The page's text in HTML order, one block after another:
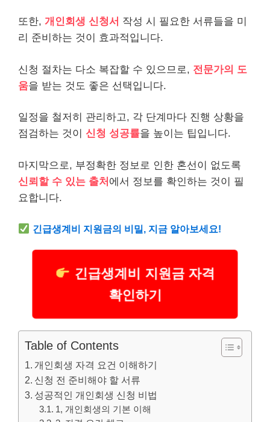
또한, 개인회생 신청서 작성 시 필요한 서류들을 미
리 준비하는 것이 효과적입니다.
신청 절차는 다소 복잡할 수 있으므로, 전문가의 도
움을 받는 것도 좋은 선택입니다.
일정을 철저히 관리하고, 각 단계마다 진행 상황을
점검하는 것이 신청 성공률을 높이는 팁입니다.
마지막으로, 부정확한 정보로 인한 혼선이 없도록
신뢰할 수 있는 출처 에서 정보를 확인하는 것이 필
요합니다.
긴급생계비 지원금의 비밀, 지금 알아보세요!
긴급생계비 지원금 자격
확인하기
Table of Contents
개인회생 자격 요건 이해하기
신청 전 준비해야 할 서류
성공적인 개인회생 신청 비법
1, 개인회생의 기본 이해